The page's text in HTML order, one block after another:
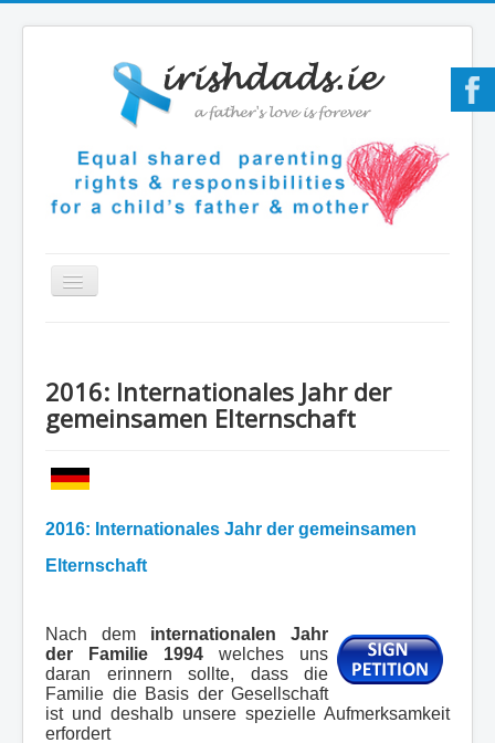
Toggle
Navigation
Irish News
Help for Dads
Resources
Proposals
Top 10 Dads Movies
2016: Internationales Jahr der
gemeinsamen Elternschaft
2016: Internationales Jahr der gemeinsamen
Elternschaft
Nach dem internationalen Jahr
der Familie 1994 welches uns
daran erinnern sollte, dass die
Familie die Basis der Gesellschaft
ist und deshalb unsere spezielle Aufmerksamkeit
erfordert